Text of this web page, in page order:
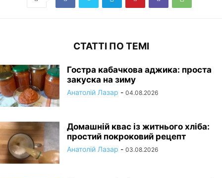
СТАТТІ ПО ТЕМІ
Гостра кабачкова аджика: проста
закуска на зиму
Анатолій Лазар - 04.08.2026
Домашній квас із житнього хліба:
простий покроковий рецепт
Анатолій Лазар - 03.08.2026